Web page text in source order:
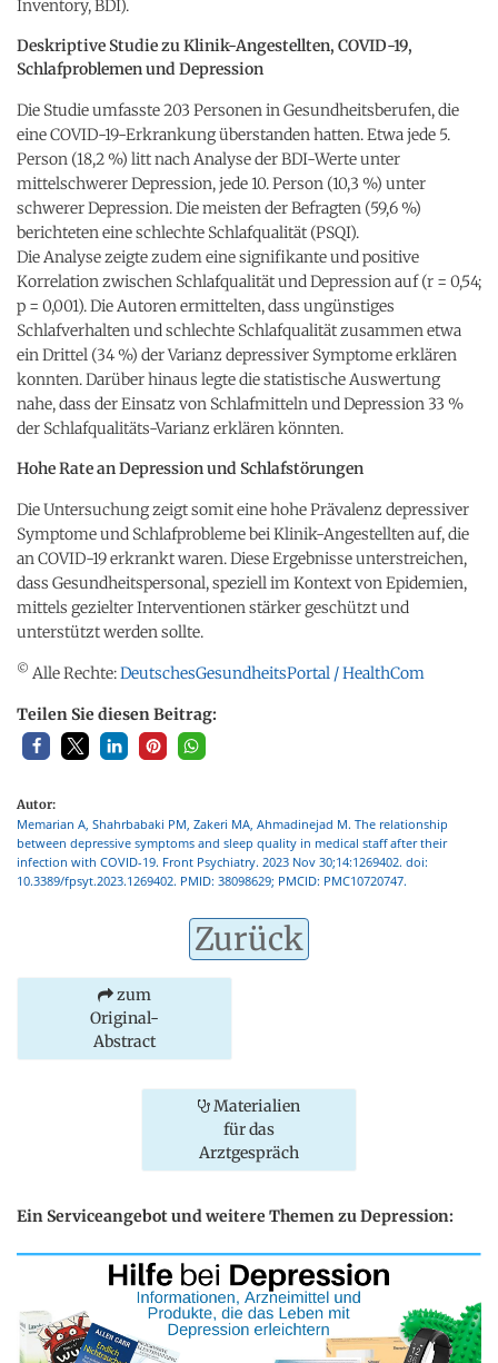
Inventory, BDI).
Deskriptive Studie zu Klinik-Angestellten, COVID-19,
Schlafproblemen und Depression
Die Studie umfasste 203 Personen in Gesundheitsberufen, die
eine COVID-19-Erkrankung überstanden hatten. Etwa jede 5.
Person (18,2 %) litt nach Analyse der BDI-Werte unter
mittelschwerer Depression, jede 10. Person (10,3 %) unter
schwerer Depression. Die meisten der Befragten (59,6 %)
berichteten eine schlechte Schlafqualität (PSQI).
Die Analyse zeigte zudem eine signifikante und positive
Korrelation zwischen Schlafqualität und Depression auf (r = 0,54;
p = 0,001). Die Autoren ermittelten, dass ungünstiges
Schlafverhalten und schlechte Schlafqualität zusammen etwa
ein Drittel (34 %) der Varianz depressiver Symptome erklären
konnten. Darüber hinaus legte die statistische Auswertung
nahe, dass der Einsatz von Schlafmitteln und Depression 33 %
der Schlafqualitäts-Varianz erklären könnten.
Hohe Rate an Depression und Schlafstörungen
Die Untersuchung zeigt somit eine hohe Prävalenz depressiver
Symptome und Schlafprobleme bei Klinik-Angestellten auf, die
an COVID-19 erkrankt waren. Diese Ergebnisse unterstreichen,
dass Gesundheitspersonal, speziell im Kontext von Epidemien,
mittels gezielter Interventionen stärker geschützt und
unterstützt werden sollte.
© Alle Rechte:DeutschesGesundheitsPortal / HealthCom
Teilen Sie diesen Beitrag:
Autor:
Memarian A, Shahrbabaki PM, Zakeri MA, Ahmadinejad M. The relationship
between depressive symptoms and sleep quality in medical staff after their
infection with COVID-19. Front Psychiatry. 2023 Nov 30;14:1269402. doi:
10.3389/fpsyt.2023.1269402. PMID: 38098629; PMCID: PMC10720747.
Zurück
zum
Original-
Abstract
Materialien
für das
Arztgespräch
Ein Serviceangebot und weitere Themen zu Depression: